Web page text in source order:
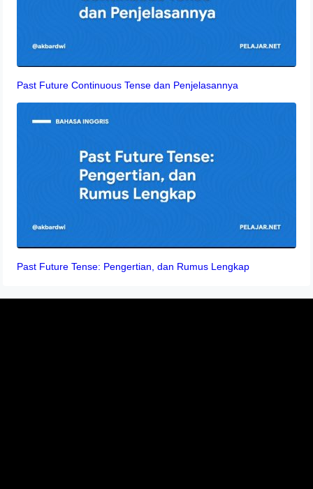
Past Future Continuous Tense dan Penjelasannya
Past Future Tense: Pengertian, dan Rumus Lengkap